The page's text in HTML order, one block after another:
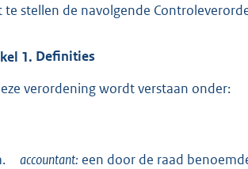
te stellen de navolgende
1. Definities
verordening wordt verstaan onder:
accountant: een door de raad